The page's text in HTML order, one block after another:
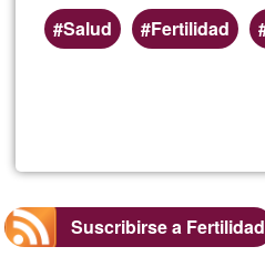
Salud
Fertilidad
Suscribirse a Fertilidad